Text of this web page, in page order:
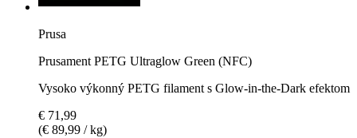
Prusa
Prusament PETG Ultraglow Green (NFC)
Vysoko výkonný PETG filament s Glow-in-the-Dark efektom
€ 71,99
(€ 89,99 / kg)